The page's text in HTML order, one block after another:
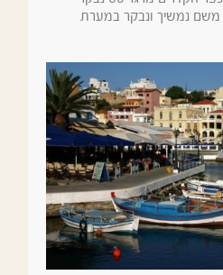
משם נמשיך ונבקר במערת